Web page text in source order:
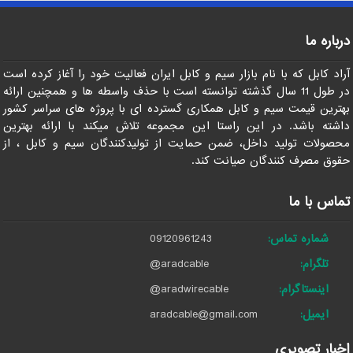
درباره ما
آراد کابل که با نام بازار سیم و کابل ایران فعالیت خود را آغاز کرده است
در طول 11 سال گذشته توانسته است با حذف واسطه ها و همچنین ارائه
بهترین قیمت سیم و کابل همکاری گسترده ای با پروژه های سراسر کشور
داشته باشد. در این راستا این مجموعه تلاش میکند با ارائه بهترین
محصولات تولید داخل، ضمن حمایت از تولیدکنندگان سیم و کابل ، از
حقوق مصرف کنندگان صیانت کند.
تماس با ما
شماره تماس:
09120961243
تلگرام:
@aradcable
اینستاگرام:
@aradwirecable
ایمیل:
aradcable@gmail.com